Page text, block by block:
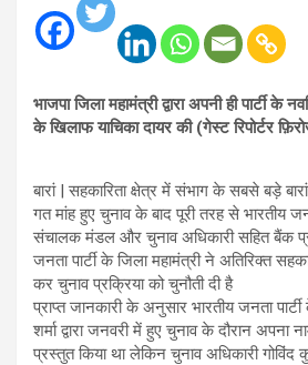
भाजपा जिला महामंत्री द्वारा अपनी ही पार्टी के
के खिलाफ याचिका दायर की (गेस्ट रिपोर्टर
बारां | सहकारिता क्षेत्र में संभाग के सबसे बड़े
गत मांह हुए चुनाव के बाद पूरी तरह से भारतीय
संचालक मंडल और चुनाव अधिकारी सहित बैंक
जनता पार्टी के जिला महामंत्री ने अतिरिक्त
कर चुनाव प्रक्रिया को चुनौती दी है
प्राप्त जानकारी के अनुसार भारतीय जनता
शर्मा द्वारा जनवरी में हुए चुनाव के दौरान
प्रस्तुत किया था लेकिन चुनाव अधिकारी गोविंद